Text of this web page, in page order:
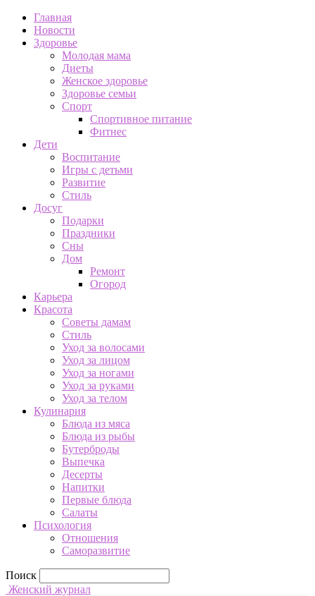
Главная
Новости
Здоровье
Молодая мама
Диеты
Женское здоровье
Здоровье семьи
Спорт
Спортивное питание
Фитнес
Дети
Воспитание
Игры с детьми
Развитие
Стиль
Досуг
Подарки
Праздники
Сны
Дом
Ремонт
Огород
Карьера
Красота
Советы дамам
Стиль
Уход за волосами
Уход за лицом
Уход за ногами
Уход за руками
Уход за телом
Кулинария
Блюда из мяса
Блюда из рыбы
Бутерброды
Выпечка
Десерты
Напитки
Первые блюда
Салаты
Психология
Отношения
Саморазвитие
Поиск
Женский журнал